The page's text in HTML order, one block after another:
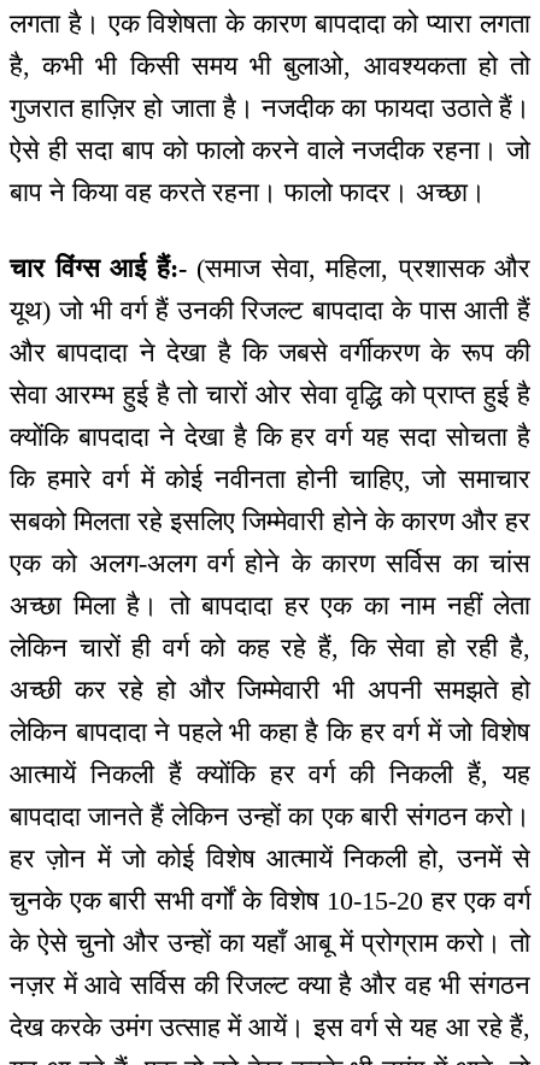
लगता है। एक विशेषता के कारण बापदादा को प्यारा लगता
है, कभी भी किसी समय भी बुलाओ, आवश्यकता हो तो
गुजरात हाज़िर हो जाता है। नजदीक का फायदा उठाते हैं।
ऐसे ही सदा बाप को फालो करने वाले नजदीक रहना। जो
बाप ने किया वह करते रहना। फालो फादर। अच्छा।
चार विंग्स आई हैं:-(समाज सेवा, महिला, प्रशासक और
यूथ) जो भी वर्ग हैं उनकी रिजल्ट बापदादा के पास आती हैं
और बापदादा ने देखा है कि जबसे वर्गीकरण के रूप की
सेवा आरम्भ हुई है तो चारों ओर सेवा वृद्धि को प्राप्त हुई है
क्योंकि बापदादा ने देखा है कि हर वर्ग यह सदा सोचता है
कि हमारे वर्ग में कोई नवीनता होनी चाहिए, जो समाचार
सबको मिलता रहे इसलिए जिम्मेवारी होने के कारण और हर
एक को अलग-अलग वर्ग होने के कारण सर्विस का चांस
अच्छा मिला है। तो बापदादा हर एक का नाम नहीं लेता
लेकिन चारों ही वर्ग को कह रहे हैं, कि सेवा हो रही है,
अच्छी कर रहे हो और जिम्मेवारी भी अपनी समझते हो
लेकिन बापदादा ने पहले भी कहा है कि हर वर्ग में जो विशेष
आत्मायें निकली हैं क्योंकि हर वर्ग की निकली हैं, यह
बापदादा जानते हैं लेकिन उन्हों का एक बारी संगठन करो।
हर ज़ोन में जो कोई विशेष आत्मायें निकली हो, उनमें से
चुनके एक बारी सभी वर्गों के विशेष 10-15-20 हर एक वर्ग
के ऐसे चुनो और उन्हों का यहाँ आबू में प्रोग्राम करो। तो
नज़र में आवे सर्विस की रिजल्ट क्या है और वह भी संगठन
देख करके उमंग उत्साह में आयें। इस वर्ग से यह आ रहे हैं,